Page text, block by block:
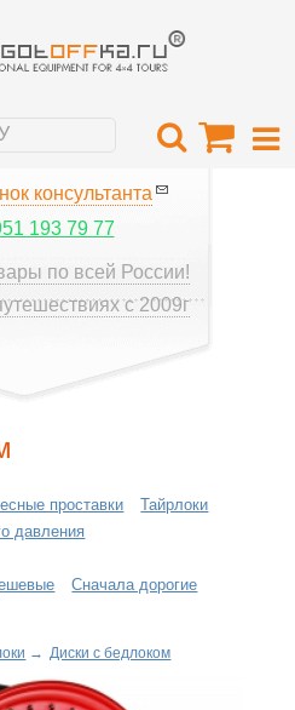
консультанта
193 79 77
по всей России!
с 2009г
проставки
Тайрлоки
давления
Сначала дорогие
→ Диски с бедлоком